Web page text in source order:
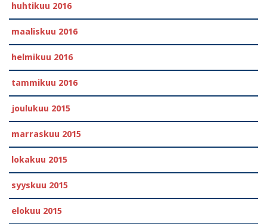
huhtikuu 2016
maaliskuu 2016
helmikuu 2016
tammikuu 2016
joulukuu 2015
marraskuu 2015
lokakuu 2015
syyskuu 2015
elokuu 2015